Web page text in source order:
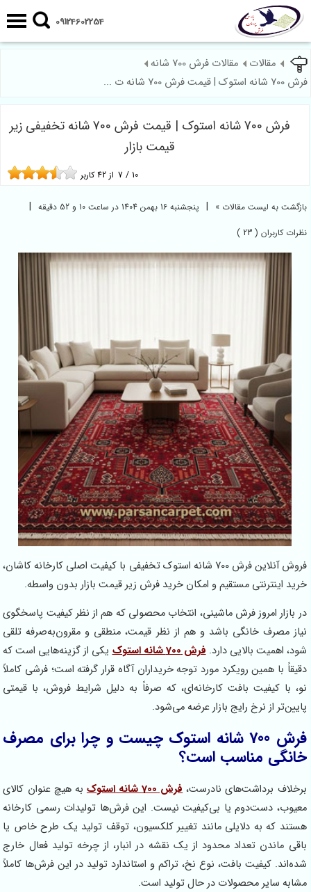
09124602254
مقالات
مقالات فرش 700 شانه
فرش 700 شانه استوک | قیمت فرش 700 شانه ت ...
فرش 700 شانه استوک | قیمت فرش 700 شانه تخفیفی زیر
قیمت بازار
7 / 10 از 42کاربر
بازگشت به لیست مقالات » | پنجشنبه 16 بهمن 1404 در ساعت 10 و 52 دقیقه |
نظرات کاربران ( 23 )
فروش آنلاین فرش 700 شانه استوک تخفیفی با کیفیت اصلی کارخانه کاشان،
خرید اینترنتی مستقیم و امکان خرید فرش زیر قیمت بازار بدون واسطه.
در بازار امروز فرش ماشینی، انتخاب محصولی که هم از نظر کیفیت پاسخگوی
نیاز مصرف خانگی باشد و هم از نظر قیمت، منطقی و مقرون‌به‌صرفه تلقی
شود، اهمیت بالایی دارد.فرش 700 شانه استوک
یکی از گزینه‌هایی است که
دقیقاً با همین رویکرد مورد توجه خریداران آگاه قرار گرفته است؛ فرشی کاملاً
نو، با کیفیت بافت کارخانه‌ای، که صرفاً به دلیل شرایط فروش، با قیمتی
پایین‌تر از نرخ رایج بازار عرضه می‌شود.
فرش 700 شانه استوک چیست و چرا برای مصرف
خانگی مناسب است؟
برخلاف برداشت‌های نادرست،فرش 700 شانه استوک
به هیچ عنوان کالای
معیوب، دست‌دوم یا بی‌کیفیت نیست. این فرش‌ها تولیدات رسمی کارخانه
هستند که به دلایلی مانند تغییر کلکسیون، توقف تولید یک طرح خاص یا
باقی ماندن تعداد محدود از یک نقشه در انبار، از چرخه تولید فعال خارج
شده‌اند. کیفیت بافت، نوع نخ، تراکم و استاندارد تولید در این فرش‌ها کاملاً
مشابه سایر محصولات در حال تولید است.